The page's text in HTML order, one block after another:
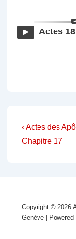
Actes 18
de
Previous
Post
‹ Actes des
Chapitre 17
Copyright © 2026
Genève
| Powered